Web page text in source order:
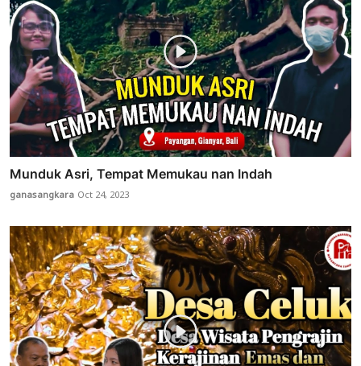
Munduk Asri, Tempat Memukau nan Indah
ganasangkara Oct 24, 2023